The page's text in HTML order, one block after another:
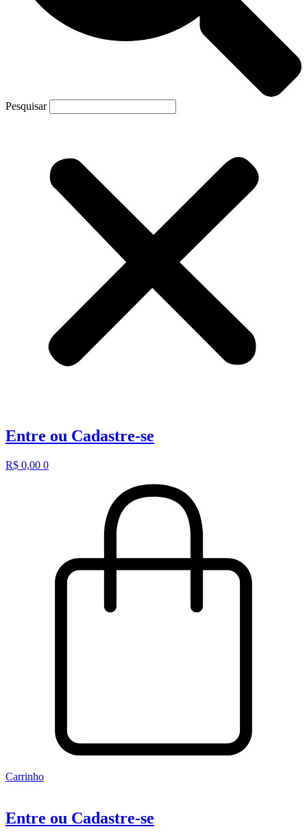
Pesquisar
Entre ou Cadastre-se
R$ 0,00 0
Carrinho
Entre ou Cadastre-se